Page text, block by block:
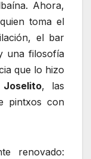
Ahora,
toma el
el bar
una filosofía
que lo hizo
Joselito, las
pintxos con
renovado: